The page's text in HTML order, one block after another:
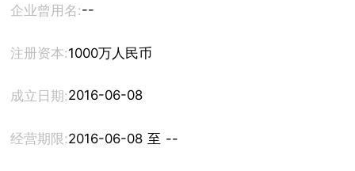
企业曾用名:--
注册资本:1000万人民币
成立日期:2016-06-08
经营期限: 2016-06-08 至 --